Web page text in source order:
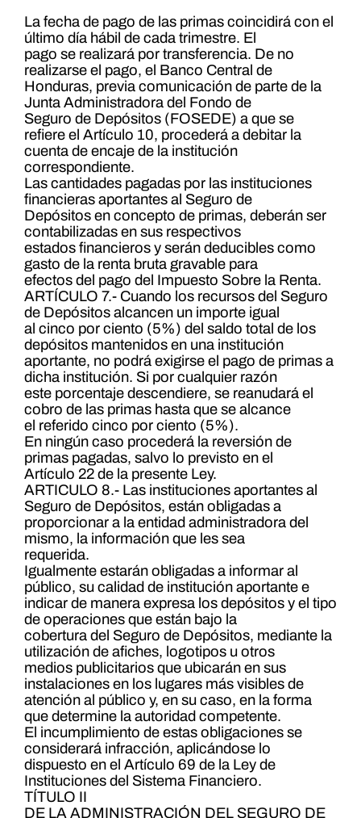
La fecha de pago de las primas coincidirá con el
último día hábil de cada trimestre. El
pago se realizará por transferencia. De no
realizarse el pago, el Banco Central de
Honduras, previa comunicación de parte de la
Junta Administradora del Fondo de
Seguro de Depósitos (FOSEDE) a que se
refiere el Artículo 10, procederá a debitar la
cuenta de encaje de la institución
correspondiente.
Las cantidades pagadas por las instituciones
financieras aportantes al Seguro de
Depósitos en concepto de primas, deberán ser
contabilizadas en sus respectivos
estados financieros y serán deducibles como
gasto de la renta bruta gravable para
efectos del pago del Impuesto Sobre la Renta.
ARTÍCULO 7.- Cuando los recursos del Seguro
de Depósitos alcancen un importe igual
al cinco por ciento (5%) del saldo total de los
depósitos mantenidos en una institución
aportante, no podrá exigirse el pago de primas a
dicha institución. Si por cualquier razón
este porcentaje descendiere, se reanudará el
cobro de las primas hasta que se alcance
el referido cinco por ciento (5%).
En ningún caso procederá la reversión de
primas pagadas, salvo lo previsto en el
Artículo 22 de la presente Ley.
ARTICULO 8.- Las instituciones aportantes al
Seguro de Depósitos, están obligadas a
proporcionar a la entidad administradora del
mismo, la información que les sea
requerida.
Igualmente estarán obligadas a informar al
público, su calidad de institución aportante e
indicar de manera expresa los depósitos y el tipo
de operaciones que están bajo la
cobertura del Seguro de Depósitos, mediante la
utilización de afiches, logotipos u otros
medios publicitarios que ubicarán en sus
instalaciones en los lugares más visibles de
atención al público y, en su caso, en la forma
que determine la autoridad competente.
El incumplimiento de estas obligaciones se
considerará infracción, aplicándose lo
dispuesto en el Artículo 69 de la Ley de
Instituciones del Sistema Financiero.
TÍTULO II
DE LA ADMINISTRACIÓN DEL SEGURO DE